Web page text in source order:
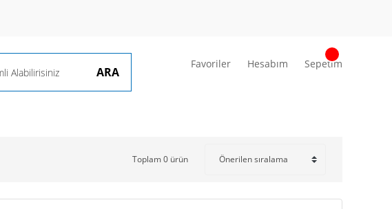
ARA
Favoriler Hesabım Sepetim
Toplam 0 ürün